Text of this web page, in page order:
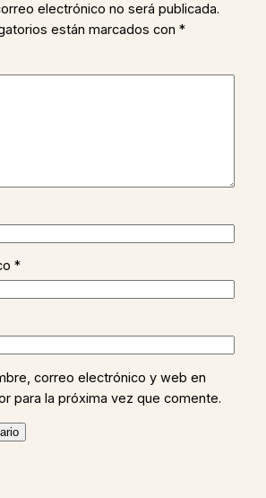
electrónico no será publicada.
están marcados con *
*
correo electrónico y web en
para la próxima vez que comente.